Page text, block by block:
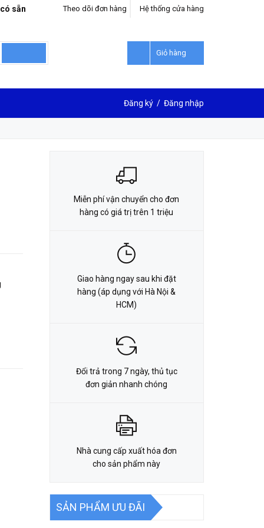
sẵn Hệ thống cửa hàng
Theo dõi đơn hàng
Giỏ hàng
Đăng ký / Đăng nhập
LIÊN HỆ ĐẶT HÀNG
Miễn phí vận chuyển cho đơn
hàng có giá trị trên 1 triệu
Giao hàng ngay sau khi đặt
hàng (áp dụng với Hà Nội &
HCM)
Đổi trả trong 7 ngày, thủ tục
đơn giản nhanh chóng
Nhà cung cấp xuất hóa đơn
cho sản phẩm này
SẢN PHẨM ƯU ĐÃI